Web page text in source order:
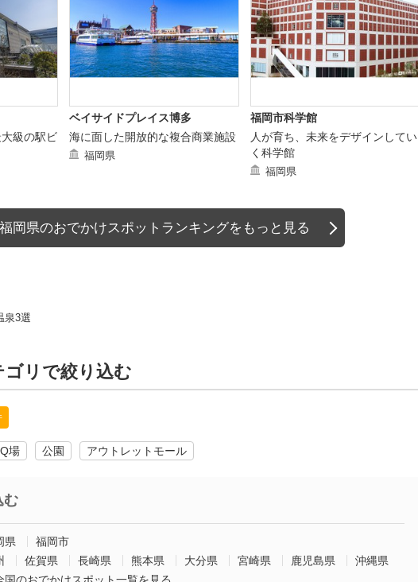
級の駅ビ
ベイサイドプレイス博多
海に面した開放的な複合商業施設
福岡県
福岡市科学館
人が育ち、未来をデザインしてい
く科学館
福岡県
福岡県のおでかけスポットランキングをもっと見る
泉3選
リで絞り込む
場 公園 アウトレットモール
む
県
福岡市
佐賀県 長崎県 熊本県 大分県 宮崎県 鹿児島県
沖縄県